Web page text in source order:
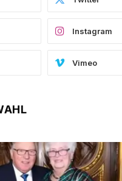
Instagram
Vimeo